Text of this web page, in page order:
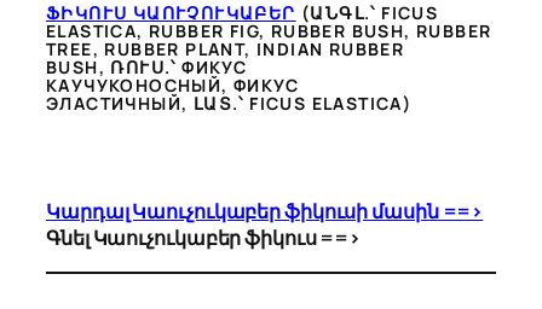
ՖԻԿՈՒՍ ԿԱՈՒՉՈՒԿԱԲԵՐ (ԱՆԳԼ.՝ FICUS
ELASTICA, RUBBER FIG, RUBBER BUSH, RUBBER
TREE, RUBBER PLANT, INDIAN RUBBER
BUSH, ՌՈՒՍ.՝ ФИКУС
КАУЧУКОНОСНЫЙ, ФИКУС
ЭЛАСТИЧНЫЙ, ԼԱՏ.՝ FICUS ELASTICA)
Կարդալ Կաուչուկաբեր ֆիկուսի մասին ==>
Գնել Կաուչուկաբեր ֆիկուս ==>